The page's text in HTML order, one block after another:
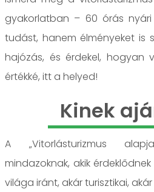
gyakorlatban – 60 órás nyári
tudást, hanem élményeket is
hajózás, és érdekel, hogyan
értékké, itt a helyed!
Kinek
A „Vitorlásturizmus
mindazoknak, akik
világa iránt, akár turisztikai,